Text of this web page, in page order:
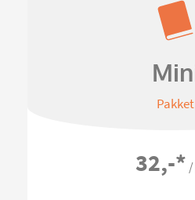
Pakket
32,-*